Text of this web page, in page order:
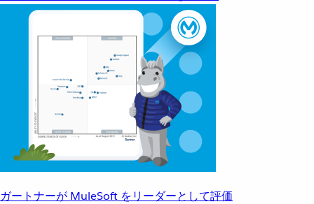
ガートナーが MuleSoft をリーダーとして評価